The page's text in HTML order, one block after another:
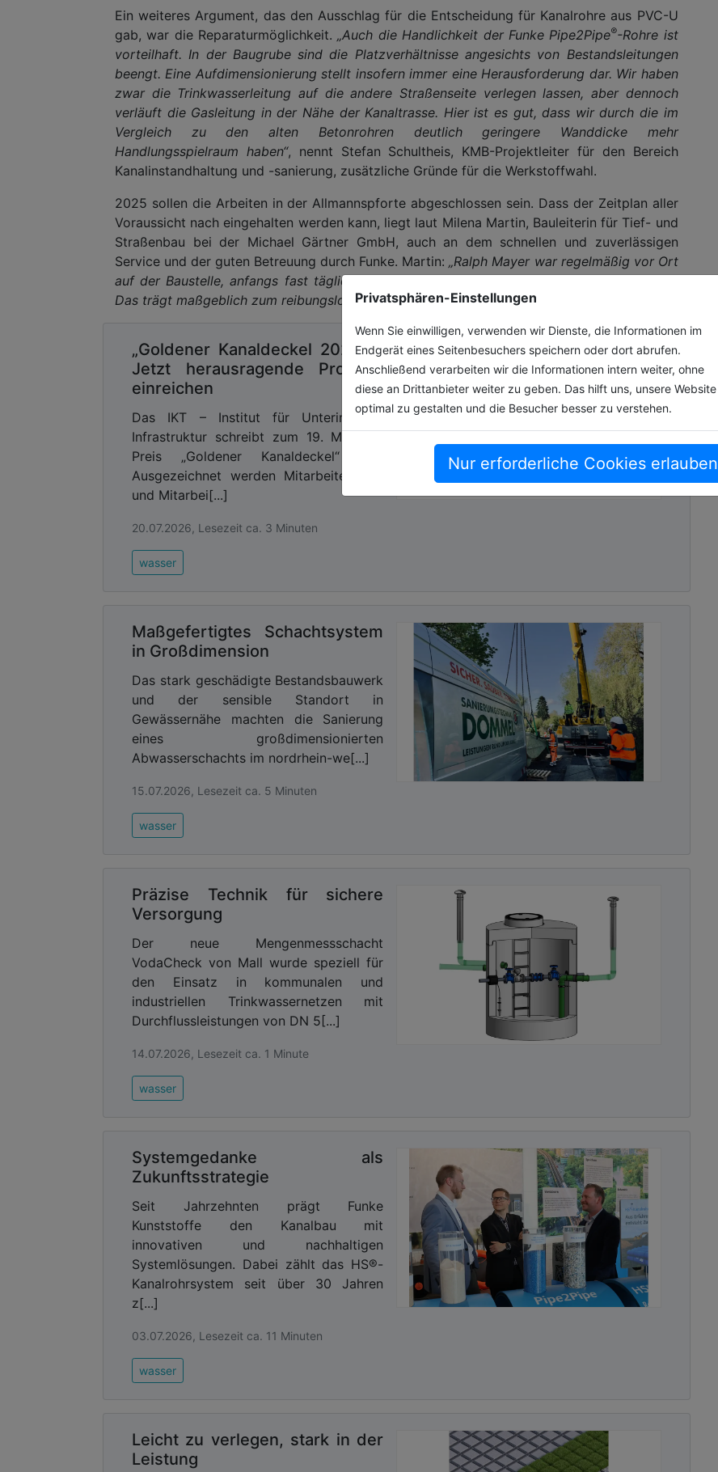
Privatsphären-Einstellungen
Wenn Sie einwilligen, verwenden wir Dienste, die Informationen im
Endgerät eines Seitenbesuchers speichern oder dort abrufen.
Anschließend verarbeiten wir die Informationen intern weiter, ohne
diese an Drittanbieter weiter zu geben. Das hilft uns, unsere Website
optimal zu gestalten und die Besucher besser zu verstehen.
Nur erforderliche Cookies erlauben
Ein weiteres Argument, das den Ausschlag für die Entscheidung für Kanalrohre aus PVC-U
gab, war die Reparaturmöglichkeit. „Auch die Handlichkeit der Funke Pipe2Pipe®-Rohre ist
vorteilhaft. In der Baugrube sind die Platzverhältnisse angesichts von Bestandsleitungen
beengt. Eine Aufdimensionierung stellt insofern immer eine Herausforderung dar. Wir haben
zwar die Trinkwasserleitung auf die andere Straßenseite verlegen lassen, aber dennoch
verläuft die Gasleitung in der Nähe der Kanaltrasse. Hier ist es gut, dass wir durch die im
Vergleich zu den alten Betonrohren deutlich geringere Wanddicke mehr
Handlungsspielraum haben“, nennt Stefan Schultheis, KMB-Projektleiter für den Bereich
Kanalinstandhaltung und -sanierung, zusätzliche Gründe für die Werkstoffwahl.
2025 sollen die Arbeiten in der Allmannspforte abgeschlossen sein. Dass der Zeitplan aller
Voraussicht nach eingehalten werden kann, liegt laut Milena Martin, Bauleiterin für Tief- und
Straßenbau bei der Michael Gärtner GmbH, auch an dem schnellen und zuverlässigen
Service und der guten Betreuung durch Funke. Martin: „Ralph Mayer war regelmäßig vor Ort
auf der Baustelle, anfangs fast täglich. So konnten Fragen immer schnell geklärt werden.
Das trägt maßgeblich zum reibungslosen Ablauf bei.“
„Goldener Kanaldeckel 2026“ –
Jetzt herausragende Projekte
einreichen
Das IKT – Institut für Unterirdische
Infrastruktur schreibt zum 19. Mal den
Preis „Goldener Kanaldeckel“ aus.
Ausgezeichnet werden Mitarbeiterinnen
und Mitarbei[...]
20.07.2026, Lesezeit ca. 3 Minuten
wasser
Maßgefertigtes Schachtsystem
in Großdimension
Das stark geschädigte Bestandsbauwerk
und der sensible Standort in
Gewässernähe machten die Sanierung
eines großdimensionierten
Abwasserschachts im nordrhein-we[...]
15.07.2026, Lesezeit ca. 5 Minuten
wasser
Präzise Technik für sichere
Versorgung
Der neue Mengenmessschacht
VodaCheck von Mall wurde speziell für
den Einsatz in kommunalen und
industriellen Trinkwassernetzen mit
Durchflussleistungen von DN 5[...]
14.07.2026, Lesezeit ca. 1 Minute
wasser
Systemgedanke als
Zukunftsstrategie
Seit Jahrzehnten prägt Funke
Kunststoffe den Kanalbau mit
innovativen und nachhaltigen
Systemlösungen. Dabei zählt das HS®-
Kanalrohrsystem seit über 30 Jahren
z[...]
03.07.2026, Lesezeit ca. 11 Minuten
wasser
Leicht zu verlegen, stark in der
Leistung